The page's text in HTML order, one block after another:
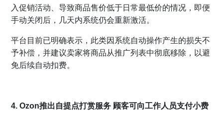
入促销活动、导致商品售价低于日常最低价的情况，即便
手动关闭后，几天内系统仍会重新激活。
平台目前已明确表示，此类因系统自动操作产生的损失不
予补偿，并建议卖家将商品从推广列表中彻底移除，以避
免后续自动扣费。
4. Ozon推出自提点打赏服务 顾客可向工作人员支付小费